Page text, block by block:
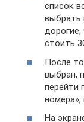
список
выбрать
стоить
После
выбран,
перейти
номера»,
На